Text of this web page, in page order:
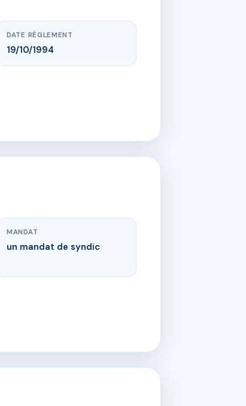
DATE RÈGLEMENT
19/10/1994
MANDAT
un mandat de syndic